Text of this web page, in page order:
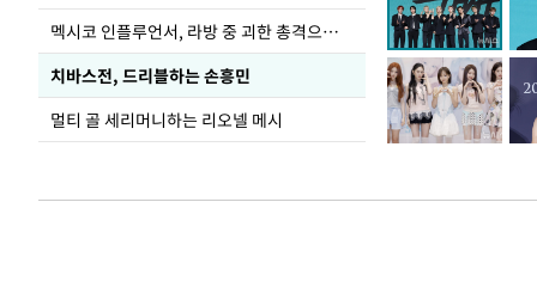
멕시코 인플루언서, 라방 중 괴한 총격으로 사망
치바스전, 드리블하는 손흥민
멀티 골 세리머니하는 리오넬 메시